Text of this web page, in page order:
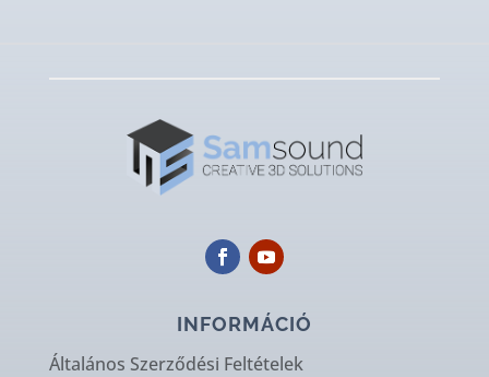
INFORMÁCIÓ
Általános Szerződési Feltételek